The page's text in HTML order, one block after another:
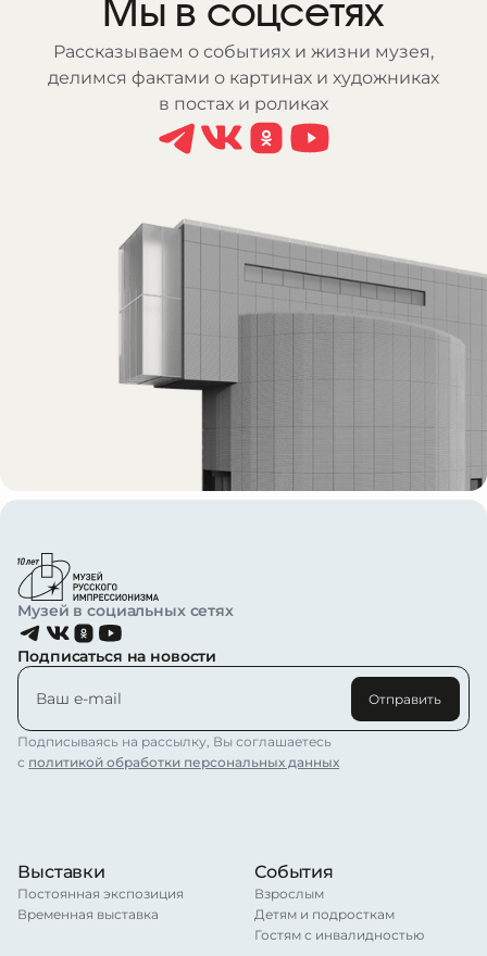
Мы в соцсетях
Рассказываем о событиях и жизни музея,
делимся фактами о картинах и художниках
в постах и роликах
Музей в социальных сетях
Подписаться на новости
Отправить
Подписываясь на рассылку, Вы соглашаетесь
с политикой обработки персональных данных
Выставки
Постоянная экспозиция
Временная выставка
События
Взрослым
Детям и подросткам
Гостям с инвалидностью